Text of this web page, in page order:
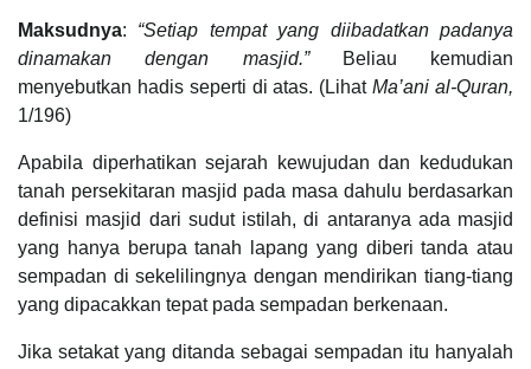
Maksudnya: “Setiap tempat yang diibadatkan padanya
dinamakan dengan masjid.”
Beliau kemudian
menyebutkan hadis seperti di atas. (LihatMa’ani al-Quran,
1/196)
Apabila diperhatikan sejarah kewujudan dan kedudukan
tanah persekitaran masjid pada masa dahulu berdasarkan
definisi masjid dari sudut istilah, di antaranya ada masjid
yang hanya berupa tanah lapang yang diberi tanda atau
sempadan di sekelilingnya dengan mendirikan tiang-tiang
yang dipacakkan tepat pada sempadan berkenaan.
Jika setakat yang ditanda sebagai sempadan itu hanyalah